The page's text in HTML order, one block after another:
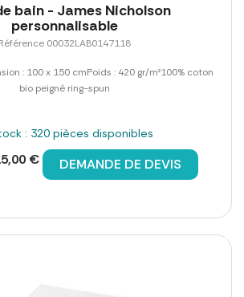
bain - James Nicholson
personnalisable
Référence 00032LAB0147118
: 100 x 150 cmPoids : 420 gr/m²100% coton
bio peigné ring-spun
: 320 pièces disponibles
€ DEMANDE DE DEVIS